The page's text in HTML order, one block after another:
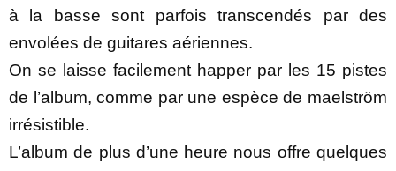
à la basse sont parfois transcendés par des
envolées de guitares aériennes.
On se laisse facilement happer par les 15 pistes
de l’album, comme par une espèce de maelström
irrésistible.
L’album de plus d’une heure nous offre quelques